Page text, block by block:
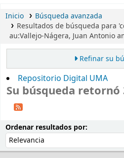
Inicio
Búsqueda avanzada
Resultados de búsqueda para
au:Vallejo-Nágera, Juan Antonio
Refinar su
Repositorio Digital UMA
Su búsqueda
Ordenar resultados por: